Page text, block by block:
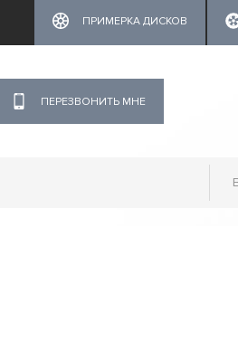
ПРИМЕРКА ДИСКОВ
ПЕРЕЗВОНИТЬ МНЕ